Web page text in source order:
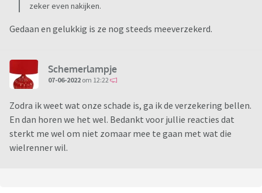
zeker even nakijken.
Gedaan en gelukkig is ze nog steeds meeverzekerd.
Schemerlampje
07-06-2022 om 12:22
Zodra ik weet wat onze schade is, ga ik de verzekering bellen.
En dan horen we het wel. Bedankt voor jullie reacties dat
sterkt me wel om niet zomaar mee te gaan met wat die
wielrenner wil.